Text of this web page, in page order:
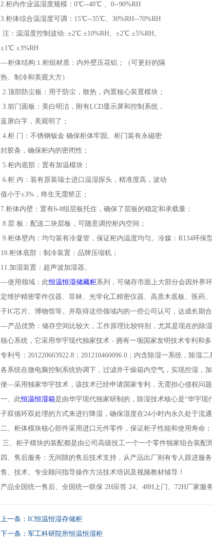
2.柜内作业温湿度规模：0℃--40℃ 、0--90%RH
3.柜体综合温湿度可调：15℃--35℃、30%RH--70%RH
注：温湿度控制波动: ±2℃ ±10%RH、±2℃ ±5%RH、
±1℃ ±3%RH
---柜体结构:1.柜组材质：内外壁压花铝；（可更好的隔
热、制冷和美观大方）
2.顶部防尘板：用于防尘，散热，内置核心装置模块；
3.前门面板：美白明洁，附有LCD显示屏和控制系统，
蓝屏白字，美观明了；
4.柜 门：不锈钢钣金 确保柜体牢固。柜门装有永磁密
封胶条，确保柜内的密闭性；
5.柜内底部：置有加温模块；
6.柜 内：装有原装瑞士进口温湿探头，精准度高，波动
值小于±3%，终生无需矫正；
7.柜体内壁：置有6-8组层板托住，确保了层板的稳定和承载量；
8.层 板：配送二块层板，可随意调控柜内空间；
9.柜体壁内：均匀装有冷凝管，保证柜内温度均匀。冷媒：R134环保
10.柜体底部：制冷装置：品牌压缩机；
11.加湿装置：超声波加湿器。
---使用领域：此恒温恒湿储藏柜系列，可储存市面上大部分会因外界
定维护精密零件仪器、菲林、光学化工精密仪器、高质木底板、医药
子IC芯片、博物馆等。并取得这些领域内的一些公司认可，达成长期
---产品优势：储存空间比较大，工作原理比较特别，尤其是现在的除
核心系统，它采用华宇现代独家技术 - 拥有一项国家发明技术专利和
专利号：201220603922.8；201210460096.0；内含除湿一系统，除湿
各系统在微电脑控制系统协调下，过滤并干燥箱内空气，实现控湿，
便—采用独家华宇技术，该技术已经申请国家专利，无需担心侵权问
一、此恒温恒湿箱是由华宇现代独家研制的，除湿技术核心是“华宇现
子双循环双处理的方式来进行降湿，确保湿度在24小时内永久处于流
二、柜体模块核心部件采用进口元件零件，保证柜子性能和使用寿命
三、柜子模块的装配都是由公司高级技工一个一个零件独家组合装
四、售后服务：无间隙的售后技术支持，从产品出厂则有专人跟进服
售、技术、专业顾问指导操作方法技术培训及视频教材辅导！
产品全国统一售后、全国统一联保 2H应答 24、48H上门、72H厂家服
上一条： IC恒温恒湿存储柜
下一条： 军工科研院所恒温恒湿柜